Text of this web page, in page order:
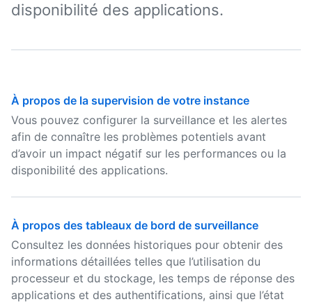
disponibilité des applications.
À propos de la supervision de votre instance
Vous pouvez configurer la surveillance et les alertes
afin de connaître les problèmes potentiels avant
d’avoir un impact négatif sur les performances ou la
disponibilité des applications.
À propos des tableaux de bord de surveillance
Consultez les données historiques pour obtenir des
informations détaillées telles que l’utilisation du
processeur et du stockage, les temps de réponse des
applications et des authentifications, ainsi que l’état